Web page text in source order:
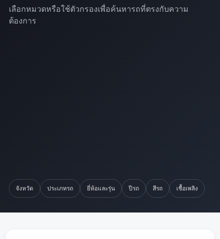
เลือกหมวดหรือใช้ตัวกรองเพื่อค้นหารถที่ตรงกับความ
ต้องการ
จังหวัด ประเภทรถ ยี่ห้อและรุ่น ปีรถ สีรถ เชื้อเพลิง